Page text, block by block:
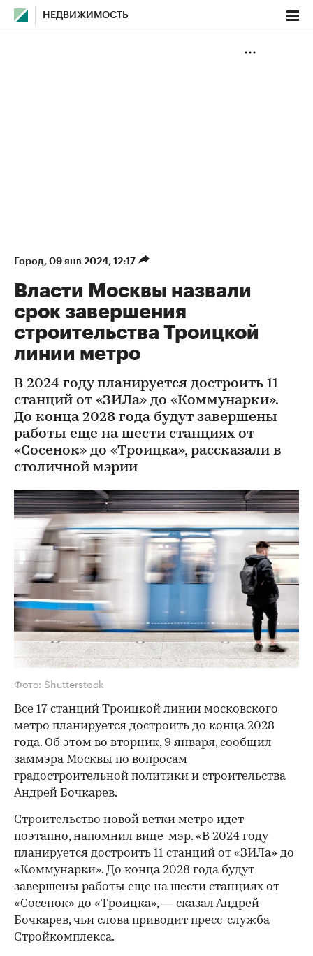
НЕДВИЖИМОСТЬ
Город⁠, 09 янв 2024, 12:17
Власти Москвы назвали
срок завершения
строительства Троицкой
линии метро
В 2024 году планируется достроить 11
станций от «ЗИЛа» до «Коммунарки».
До конца 2028 года будут завершены
работы еще на шести станциях от
«Сосенок» до «Троицка», рассказали в
столичной мэрии
Фото: Shutterstock
Все 17 станций Троицкой линии московского
метро планируется достроить до конца 2028
года. Об этом во вторник, 9 января, сообщил
заммэра Москвы по вопросам
градостроительной политики и строительства
Андрей Бочкарев.
Строительство новой ветки метро идет
поэтапно, напомнил вице-мэр. «В 2024 году
планируется достроить 11 станций от «ЗИЛа» до
«Коммунарки». До конца 2028 года будут
завершены работы еще на шести станциях от
«Сосенок» до «Троицка», — сказал Андрей
Бочкарев, чьи слова приводит пресс-служба
Стройкомплекса.